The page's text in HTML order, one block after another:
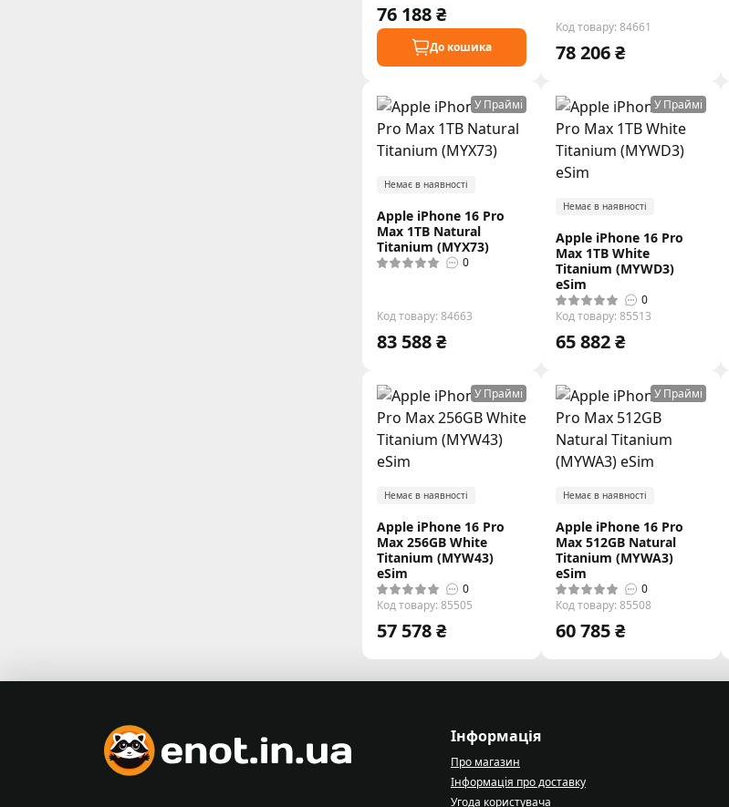
76 188 ₴
До кошика
Код товару: 84661
78 206 ₴
У Праймі
Немає в наявності
Apple iPhone 16 Pro
Max 1TB Natural
Titanium (MYX73)
0
Код товару: 84663
83 588 ₴
У Праймі
Немає в наявності
Apple iPhone 16 Pro
Max 1TB White
Titanium (MYWD3)
eSim
0
Код товару: 85513
65 882 ₴
У Праймі
Немає в наявності
Apple iPhone 16 Pro
Max 256GB White
Titanium (MYW43)
eSim
0
Код товару: 85505
57 578 ₴
У Праймі
Немає в наявності
Apple iPhone 16 Pro
Max 512GB Natural
Titanium (MYWA3)
eSim
0
Код товару: 85508
60 785 ₴
Інформація
Про магазин
Інформація про доставку
Угода користувача